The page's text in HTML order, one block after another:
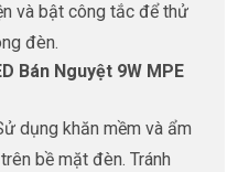
và bật công tắc để thử
đèn.
Bán Nguyệt 9W MPE
dụng khăn mềm và ẩm
bề mặt đèn. Tránh